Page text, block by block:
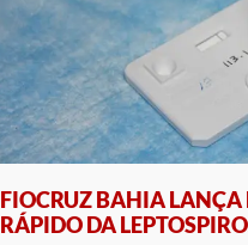
FIOCRUZ BAHIA
RÁPIDO DA